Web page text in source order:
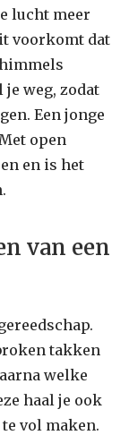
lucht meer
voorkomt dat
je weg, zodat
Een jonge
open
en is het
van een
takken
welke
haal je ook
vol maken.